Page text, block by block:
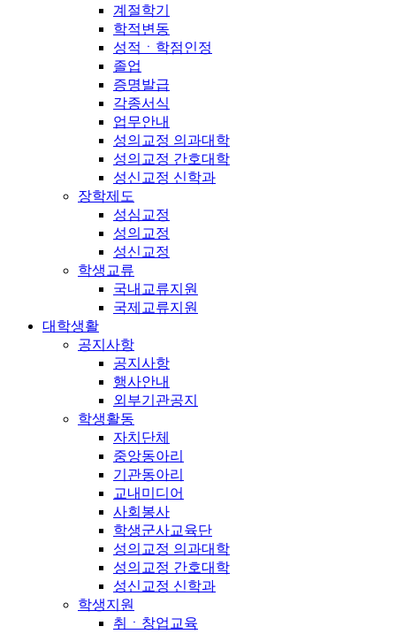
계절학기
학적변동
성적ㆍ학점인정
졸업
증명발급
각종서식
업무안내
성의교정 의과대학
성의교정 간호대학
성신교정 신학과
장학제도
성심교정
성의교정
성신교정
학생교류
국내교류지원
국제교류지원
대학생활
공지사항
공지사항
행사안내
외부기관공지
학생활동
자치단체
중앙동아리
기관동아리
교내미디어
사회봉사
학생군사교육단
성의교정 의과대학
성의교정 간호대학
성신교정 신학과
학생지원
취ㆍ창업교육